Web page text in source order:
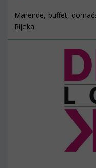
Marende, buffet,
Rijeka